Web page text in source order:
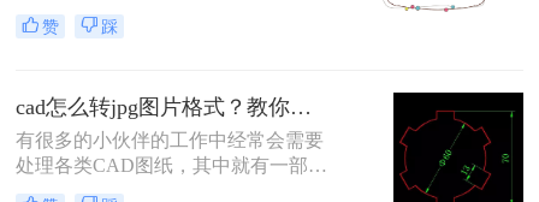
小心触碰到某些地方，使它改变了原
来的内容，怎么办呢？这时我们可以
么批量转图片，快来看看这篇文章吧
赞 踩
cad怎么转jpg图片格式？教你一招！
有很多的小伙伴的工作中经常会需要
处理各类CAD图纸，其中就有一部分
的用户为了方便查看就会需要将CAD